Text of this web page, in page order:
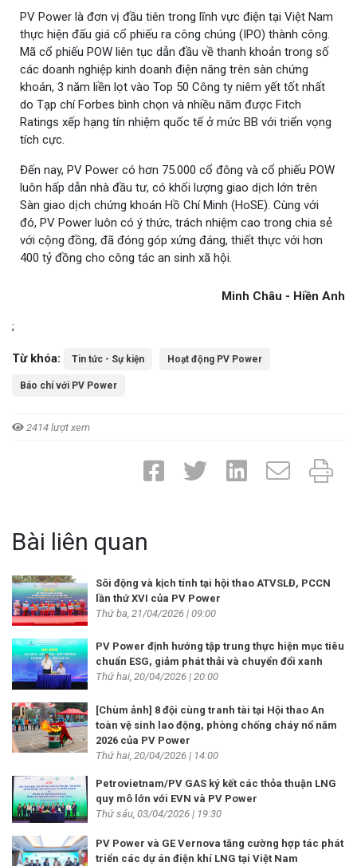
PV Power là đơn vị đầu tiên trong lĩnh vực điện tại Việt Nam
thực hiện đấu giá cổ phiếu ra công chúng (IPO) thành công.
Mã cổ phiếu POW liên tục dẫn đầu về thanh khoản trong số
các doanh nghiệp kinh doanh điện năng trên sàn chứng
khoán, 3 năm liền lọt vào Top 50 Công ty niêm yết tốt nhất
do Tạp chí Forbes bình chọn và nhiều năm được Fitch
Ratings xếp hạng tín nhiệm quốc tế ở mức BB với triển vọng
tích cực.
Đến nay, PV Power có hơn 75.000 cổ đông và cổ phiếu POW
luôn hấp dẫn nhà đầu tư, có khối lượng giao dịch lớn trên
Sàn giao dịch chứng khoán Hồ Chí Minh (HoSE). Cùng với
đó, PV Power luôn có ý thức, trách nhiệm cao trong chia sẻ
với cộng đồng, đã đóng góp xứng đáng, thiết thực với hơn
400 tỷ đồng cho công tác an sinh xã hội.
Minh Châu - Hiền Anh
;
Từ khóa: Tin tức - Sự kiện Hoạt động PV Power
Báo chí với PV Power
2414 lượt xem
Bài liên quan
Sôi động và kịch tính tại hội thao ATVSLĐ, PCCN
lần thứ XVI của PV Power
Thứ ba, 21/04/2026 | 09:00
PV Power định hướng tập trung thực hiện mục tiêu
chuẩn ESG, giảm phát thải và chuyển đổi xanh
Thứ hai, 20/04/2026 | 20:00
[Chùm ảnh] 8 đội cùng tranh tài tại Hội thao An
toàn vệ sinh lao động, phòng chống cháy nổ năm
2026 của PV Power
Thứ hai, 20/04/2026 | 14:00
Petrovietnam/PV GAS ký kết các thỏa thuận LNG
quy mô lớn với EVN và PV Power
Thứ sáu, 03/04/2026 | 19:30
PV Power và GE Vernova tăng cường hợp tác phát
triển các dự án điện khí LNG tại Việt Nam